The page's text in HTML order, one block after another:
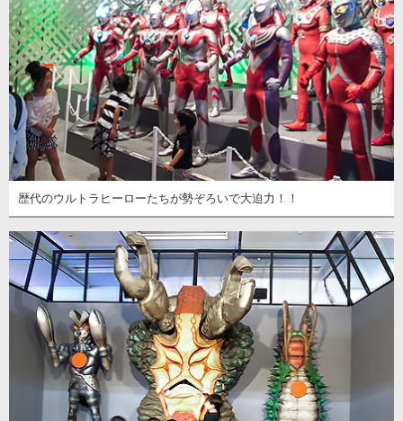
歴代のウルトラヒーローたちが勢ぞろいで大迫力！！